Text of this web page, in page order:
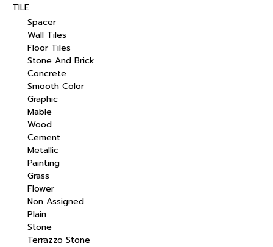
TILE
Spacer
Wall Tiles
Floor Tiles
Stone And Brick
Concrete
Smooth Color
Graphic
Mable
Wood
Cement
Metallic
Painting
Grass
Flower
Non Assigned
Plain
Stone
Terrazzo Stone